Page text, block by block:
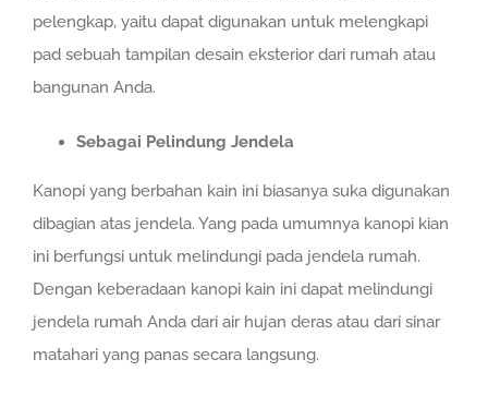
pelengkap, yaitu dapat digunakan untuk melengkapi
pad sebuah tampilan desain eksterior dari rumah atau
bangunan Anda.
Sebagai Pelindung Jendela
Kanopi yang berbahan kain ini biasanya suka digunakan
dibagian atas jendela. Yang pada umumnya kanopi kian
ini berfungsi untuk melindungi pada jendela rumah.
Dengan keberadaan kanopi kain ini dapat melindungi
jendela rumah Anda dari air hujan deras atau dari sinar
matahari yang panas secara langsung.